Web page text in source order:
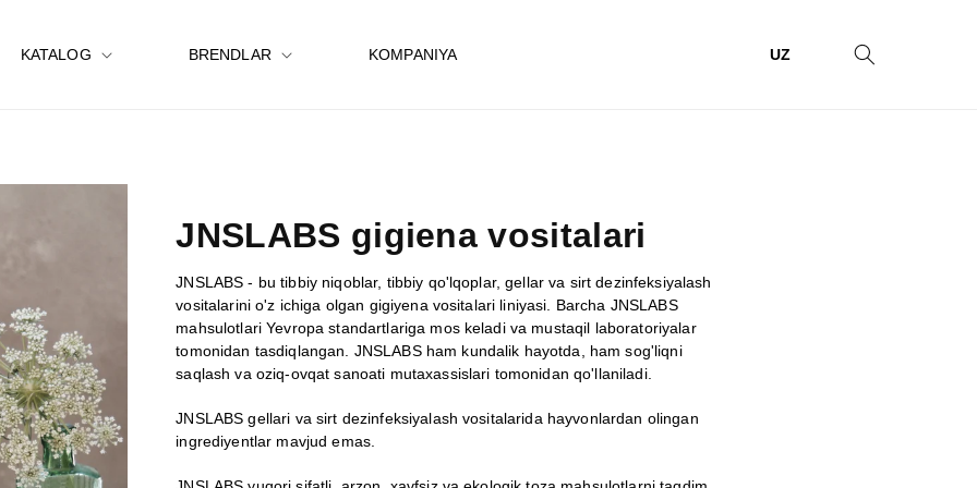
KATALOG BRENDLAR KOMPANIYA UZ
JNSLABS gigiena vositalari
JNSLABS - bu tibbiy niqoblar, tibbiy qo'lqoplar, gellar va sirt dezinfeksiyalash
vositalarini o'z ichiga olgan gigiyena vositalari liniyasi. Barcha JNSLABS
mahsulotlari Yevropa standartlariga mos keladi va mustaqil laboratoriyalar
tomonidan tasdiqlangan. JNSLABS ham kundalik hayotda, ham sog'liqni
saqlash va oziq-ovqat sanoati mutaxassislari tomonidan qo'llaniladi.
JNSLABS gellari va sirt dezinfeksiyalash vositalarida hayvonlardan olingan
ingrediyentlar mavjud emas.